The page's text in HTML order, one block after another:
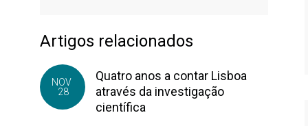
Artigos relacionados
NOV
28
Quatro anos a contar Lisboa
através da investigação
científica